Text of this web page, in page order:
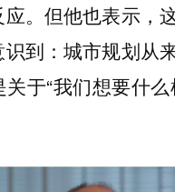
应。但他也表示，
到：城市规划从
于“我们想要什